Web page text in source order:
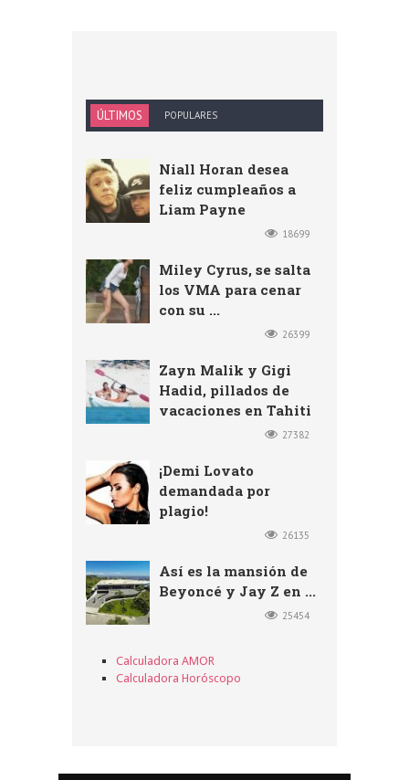
ÚLTIMOS POPULARES
Niall Horan desea
feliz cumpleaños a
Liam Payne
18699
Miley Cyrus, se salta
los VMA para cenar
con su ...
26399
Zayn Malik y Gigi
Hadid, pillados de
vacaciones en Tahiti
27382
¡Demi Lovato
demandada por
plagio!
26135
Así es la mansión de
Beyoncé y Jay Z en ...
25454
Calculadora AMOR
Calculadora Horóscopo